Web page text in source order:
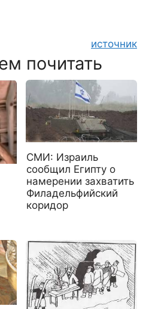
источник
почитать
СМИ: Израиль
сообщил Египту о
намерении захватить
Филадельфийский
коридор